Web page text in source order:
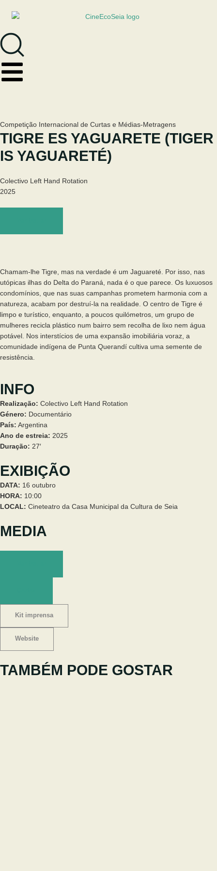
Competição Internacional de Curtas e Médias-Metragens
TIGRE ES YAGUARETE (TIGER
IS YAGUARETÉ)
Colectivo Left Hand Rotation
2025
Chamam-lhe Tigre, mas na verdade é um Jaguareté. Por isso, nas
utópicas ilhas do Delta do Paraná, nada é o que parece. Os luxuosos
condomínios, que nas suas campanhas prometem harmonia com a
natureza, acabam por destruí-la na realidade. O centro de Tigre é
limpo e turístico, enquanto, a poucos quilómetros, um grupo de
mulheres recicla plástico num bairro sem recolha de lixo nem água
potável. Nos interstícios de uma expansão imobiliária voraz, a
comunidade indígena de Punta Querandí cultiva uma semente de
resistência.
INFO
Realização: Colectivo Left Hand Rotation
Género: Documentário
País: Argentina
Ano de estreia: 2025
Duração: 27′
EXIBIÇÃO
DATA: 16 outubro
HORA: 10:00
LOCAL: Cineteatro da Casa Municipal da Cultura de Seia
MEDIA
Kit imprensa
Website
TAMBÉM PODE GOSTAR